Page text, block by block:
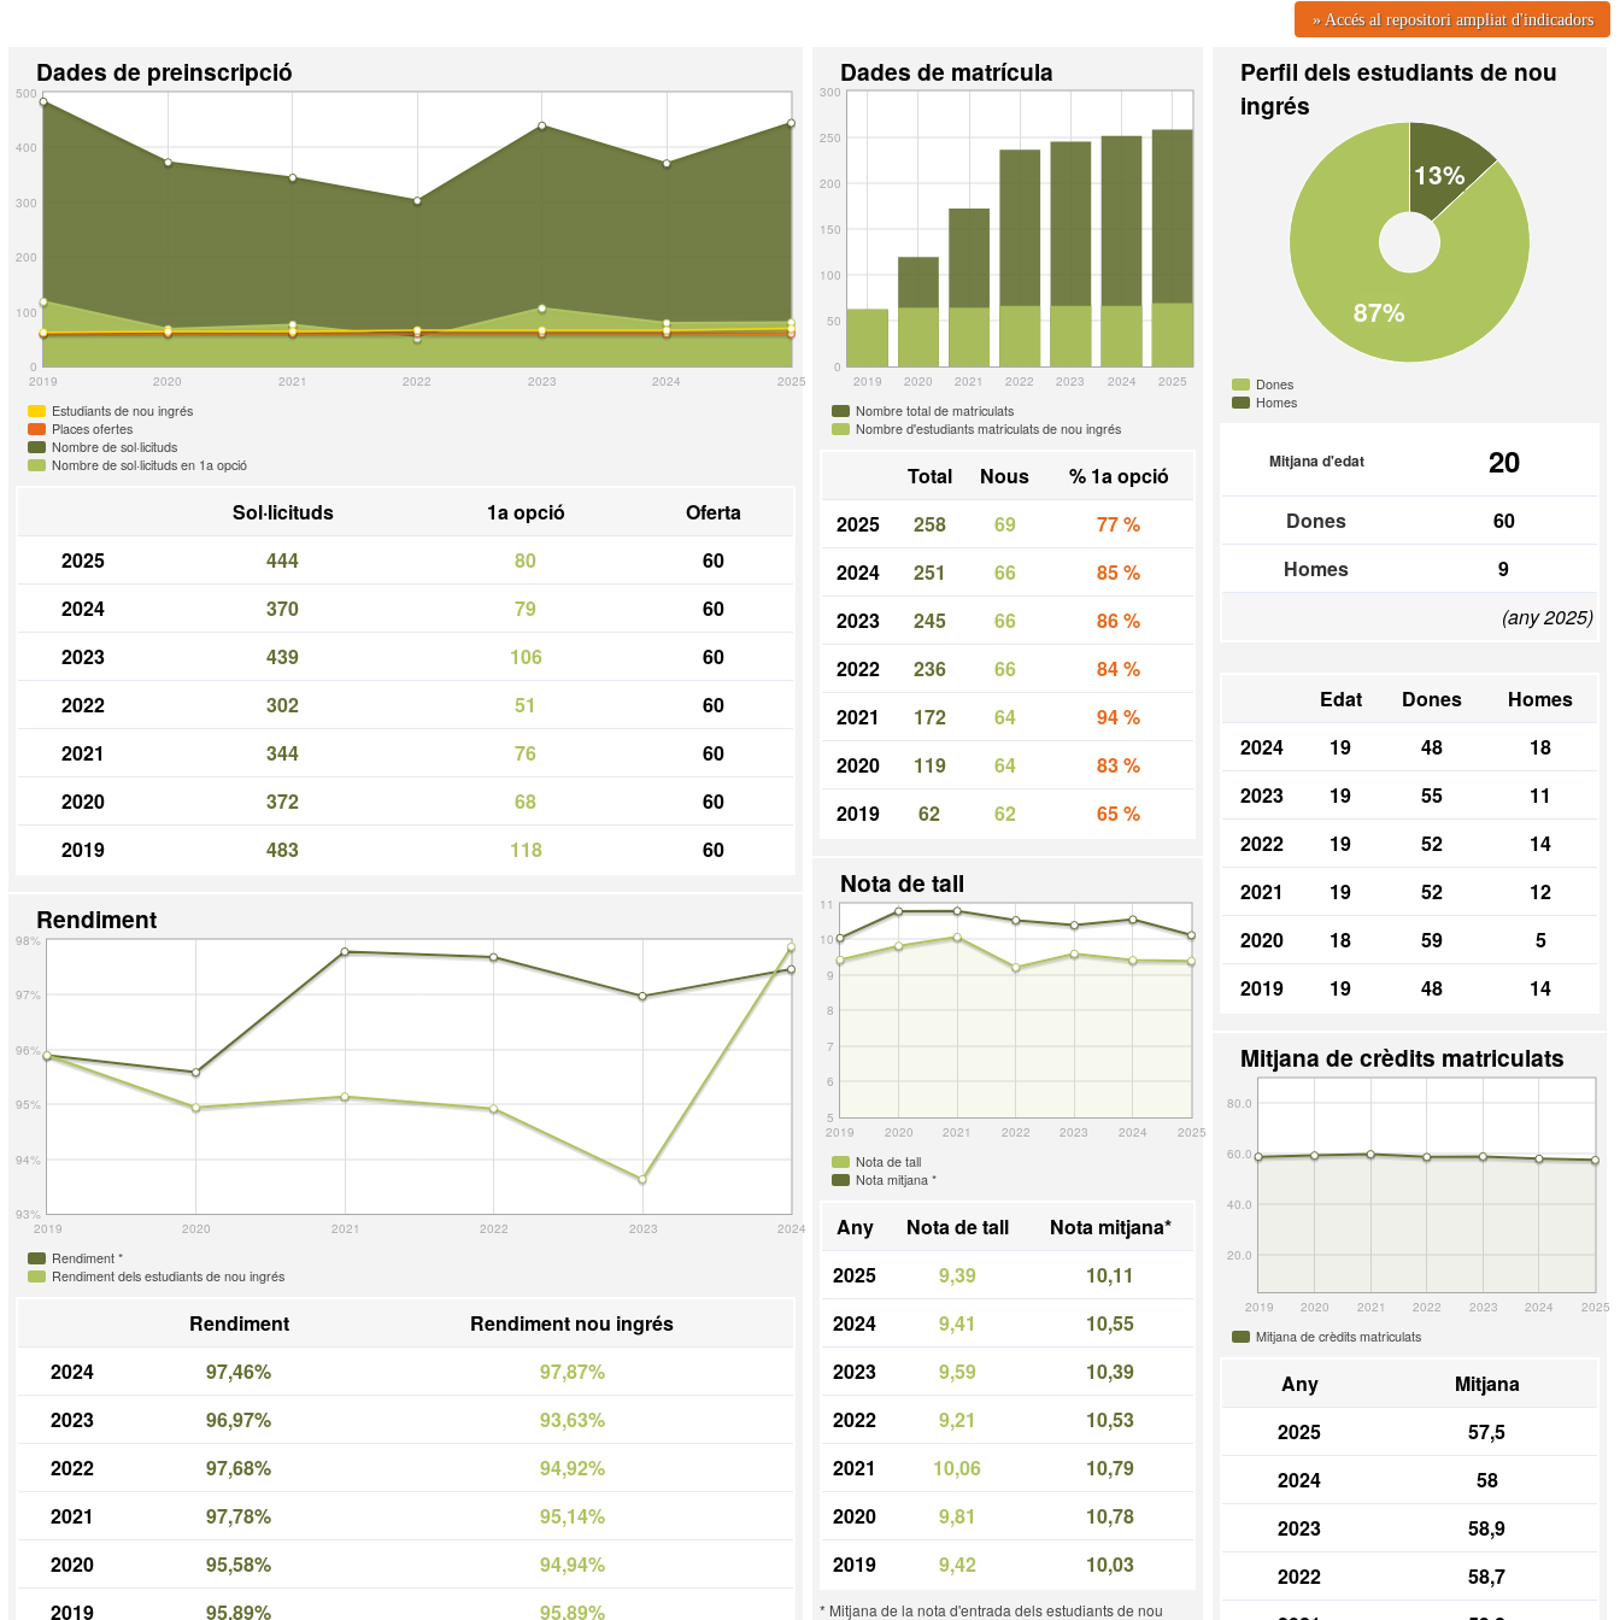
» Accés al repositori ampliat d'indicadors
Perfil dels estudiants de nou
ingrés
13%
87%
Dones
Homes
Mitjana d'edat 20
Dones
60
Homes
9
(any 2025)
Edat Dones
Homes
2024
19 48
18
2023
19 55
11
2022
19 52
14
2021
19 52
12
2020
18 59
5
2019
19 48 14
Mitjana de crèdits matriculats
2019 2020 2021 2022 2023 2024 2025
20.0
40.0
60.0
80.0
Mitjana de crèdits matriculats
Any
Mitjana
2025
57,5
2024
58
2023
58,9
2022
58,7
Dades de matrícula
2019 2020 2021 2022 2023 2024 2025
0
50
100
150
200
250
300
Nombre total de matriculats
Nombre d'estudiants matriculats de nou ingrés
Total Nous
% 1a opció
2025
258 69
77 %
2024
251 66
85 %
2023
245 66
86 %
2022
236 66
84 %
2021
172 64
94 %
2020
119 64
83 %
2019
62 62 65 %
Nota de tall
2019 2020 2021 2022 2023 2024 2025
5
6
7
8
9
10
11
Nota de tall
Nota mitjana *
Any Nota de tall
Nota mitjana*
2025
9,39
10,11
2024
9,41
10,55
2023
9,59
10,39
2022
9,21
10,53
2021
10,06
10,79
2020
9,81
10,78
2019
9,42 10,03
* Mitjana de la nota d'entrada dels estudiants de nou
Dades de preinscripció
2019 2020 2021 2022 2023 2024 2025
0
100
200
300
400
500
Estudiants de nou ingrés
Places ofertes
Nombre de sol·licituds
Nombre de sol·licituds en 1a opció
Sol·licituds 1a opció
Oferta
2025
444 80
60
2024
370 79
60
2023
439 106
60
2022
302 51
60
2021
344 76
60
2020
372 68
60
2019
483 118 60
Rendiment
2019 2020 2021 2022 2023 2024
93%
94%
95%
96%
97%
98%
Rendiment *
Rendiment dels estudiants de nou ingrés
Rendiment
Rendiment nou ingrés
2024
97,46%
97,87%
2023
96,97%
93,63%
2022
97,68%
94,92%
2021
97,78%
95,14%
2020
95,58%
94,94%
2019
95,89% 95,89%